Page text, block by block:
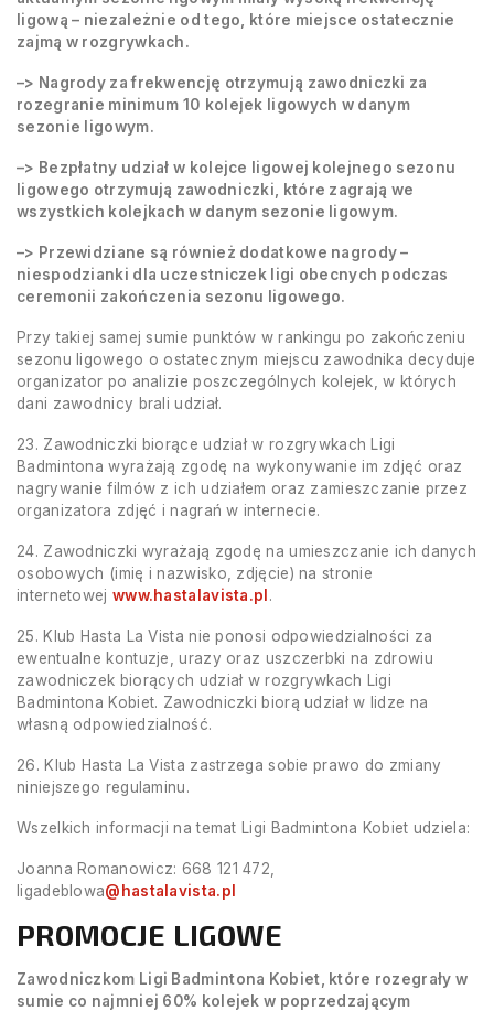
ligową – niezależnie od tego, które miejsce ostatecznie
zajmą w rozgrywkach.
–> Nagrody za frekwencję otrzymują zawodniczki za
rozegranie minimum 10 kolejek ligowych w danym
sezonie ligowym.
–> Bezpłatny udział w kolejce ligowej kolejnego sezonu
ligowego otrzymują zawodniczki, które zagrają we
wszystkich kolejkach w danym sezonie ligowym.
–> Przewidziane są również dodatkowe nagrody –
niespodzianki dla uczestniczek ligi obecnych podczas
ceremonii zakończenia sezonu ligowego.
Przy takiej samej sumie punktów w rankingu po zakończeniu
sezonu ligowego o ostatecznym miejscu zawodnika decyduje
organizator po analizie poszczególnych kolejek, w których
dani zawodnicy brali udział.
23. Zawodniczki biorące udział w rozgrywkach Ligi
Badmintona wyrażają zgodę na wykonywanie im zdjęć oraz
nagrywanie filmów z ich udziałem oraz zamieszczanie przez
organizatora zdjęć i nagrań w internecie.
24. Zawodniczki wyrażają zgodę na umieszczanie ich danych
osobowych (imię i nazwisko, zdjęcie) na stronie
internetowej www.hastalavista.pl .
25. Klub Hasta La Vista nie ponosi odpowiedzialności za
ewentualne kontuzje, urazy oraz uszczerbki na zdrowiu
zawodniczek biorących udział w rozgrywkach Ligi
Badmintona Kobiet. Zawodniczki biorą udział w lidze na
własną odpowiedzialność.
26. Klub Hasta La Vista zastrzega sobie prawo do zmiany
niniejszego regulaminu.
Wszelkich informacji na temat Ligi Badmintona Kobiet udziela:
Joanna Romanowicz: 668 121 472,
ligadeblowa@hastalavista.pl
PROMOCJE LIGOWE
Zawodniczkom Ligi Badmintona Kobiet, które rozegrały w
sumie co najmniej 60% kolejek w poprzedzającym